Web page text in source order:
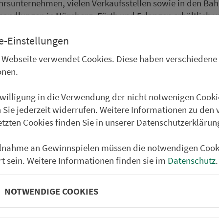
vielen Ver­kaufs­stel­len sowie in den
in Nürn­berg, Fürth und Erlangen er­hält­lich
Alle Fahrplanin­for­ma­ti­onen können auch im Internet
abgerufen und ausge­druckt werden. Die kos­ten­losen
Hemdentaschenformat erscheinen im Lauf der
Nürn­berg
1.100 Linien.
Partner im VGN
Fahrpläne
Städtetouren
Einstellungen
Webseite verwendet Cookies. Diese haben verschiedene
in die Verwendung der nicht notwenigen
Sie jederzeit widerrufen. Weitere Informationen zu den
Cookies finden Sie in unserer
an Gewinnspielen müssen die notwendigen
sein. Weitere Informationen finden sie im Datenschutz.
NOTWENDIGE COOKIES